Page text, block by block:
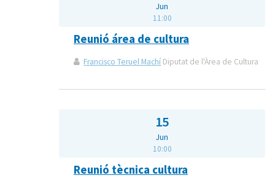
Jun
11:00
Reunió área de cultura
Francisco Teruel Machí Diputat de l'Àrea de Cultura
15
Jun
10:00
Reunió tècnica cultura